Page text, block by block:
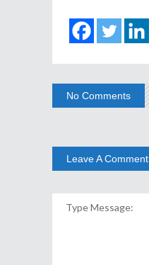
No Comments
Leave A Comment